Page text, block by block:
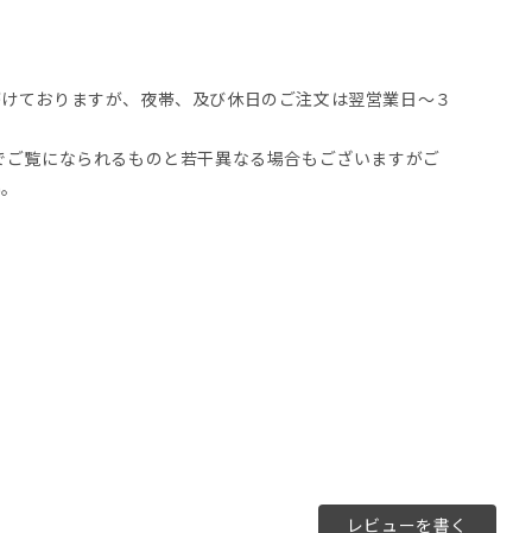
ておりますが、夜帯、及び休日のご注文は翌営業日～３
覧になられるものと若干異なる場合もございますがご
レビューを書く